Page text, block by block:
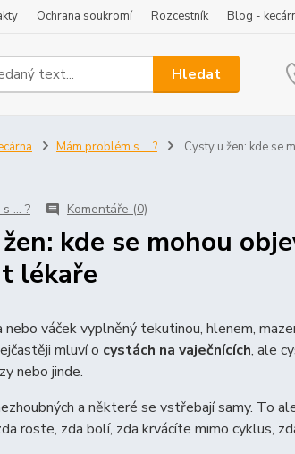
Ochrana soukromí Rozcestník Blog -
Hledat
Mám problém s ... ? Cysty u žen: kde se
... ?
Komentáře (0)
kde se mohou
lékaře
váček vyplněný tekutinou, hlenem,
mluví o cystách na vaječnících, ale
nebo jinde.
a některé se vstřebají samy. To
roste, zda bolí, zda krvácíte mimo cyklus,